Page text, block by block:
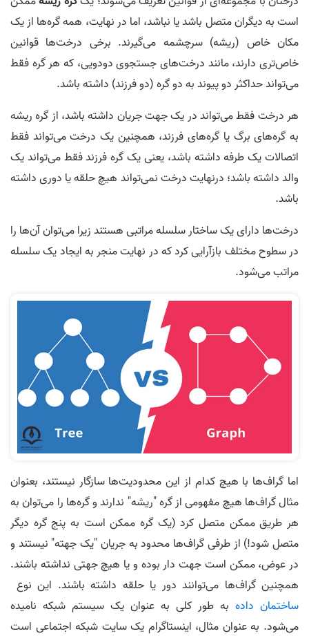
است به دیگران متصل باشد یا نباشد، اما در نهایت، همه گره­‌ها از یک
مکان خاص (ریشه) سرچشمه می­‌گیرند. برخی درخت‌ها قوانین
خاص‌تری دارند، مانند درخت‌های جستجوی دودویی، که هر گره فقط
می‌تواند حداکثر دو پیوند به دو گره (دو فرزند) داشته باشد.
هر درخت فقط می‌­تواند در یک جهت جریان داشته باشد، از گره ریشه
به گره­‌های برگ یا گره­‌های فرزند، همچنین یک درخت می‌تواند فقط
اتصالات یک طرفه داشته باشد، یعنی یک گره فرزند فقط می‌تواند یک
والد داشته باشد؛ درنهایت درخت نمی‌تواند هیچ حلقه یا دوری داشته
باشد.
درخت­‌ها دارای یک ساختار سلسله مراتبی هستند زیرا می‌توان آن‌ها را
در سطوح مختلف بازآرایی کرد که در نهایت منجر به ایجاد یک سلسله
مراتب می‌شود.
اما گراف‌­ها با هیچ کدام از این محدودیت‌­ها سازگار نیستند، بعنوان
مثال گراف­‌ها هیچ مفهومی از گره "ریشه" ندارند و گره­‌ها را می‌­توان به
هر طریق ممکن متصل کرد (یک گره ممکن است به پنج گره دیگر
متصل شود!) از طرفی گراف­‌ها محدود به جریان "یک جهته" نیستند و
در عوض، ممکن است جهت دار بوده و یا هیچ جهتی نداشته باشند.
همچنین گراف‌ها می‌­توانند دور یا حلقه داشته باشند. این نوع
ساختمان داده به طور کلی به عنوان یک سیستم شبکه نامیده
می‌شود. به عنوان مثال، اینستاگرام یک سایت شبکه اجتماعی است